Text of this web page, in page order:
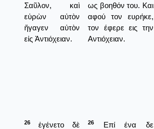
Σαῦλον, καὶ
εὑρὼν αὐτὸν
ἤγαγεν αὐτὸν
εἰς Ἀντιόχειαν.
ως βοηθόν του. Και
αφού τον ευρήκε,
τον έφερε εις την
Αντιόχειαν.
26
ἐγένετο δὲ
26
Επί ένα δε